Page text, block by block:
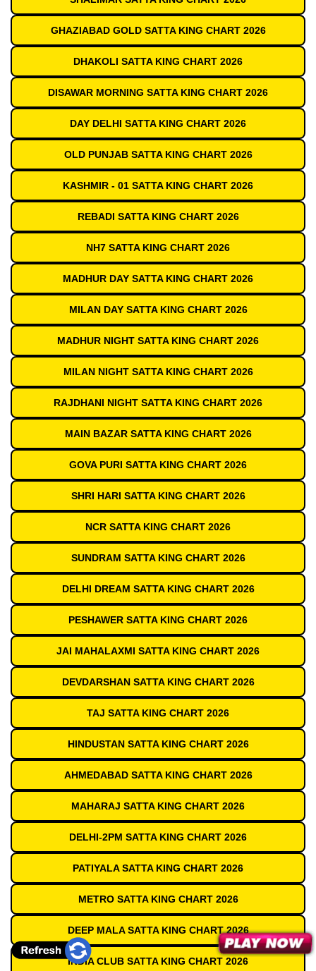
GHAZIABAD GOLD SATTA KING CHART 2026
DHAKOLI SATTA KING CHART 2026
DISAWAR MORNING SATTA KING CHART 2026
DAY DELHI SATTA KING CHART 2026
OLD PUNJAB SATTA KING CHART 2026
KASHMIR - 01 SATTA KING CHART 2026
REBADI SATTA KING CHART 2026
NH7 SATTA KING CHART 2026
MADHUR DAY SATTA KING CHART 2026
MILAN DAY SATTA KING CHART 2026
MADHUR NIGHT SATTA KING CHART 2026
MILAN NIGHT SATTA KING CHART 2026
RAJDHANI NIGHT SATTA KING CHART 2026
MAIN BAZAR SATTA KING CHART 2026
GOVA PURI SATTA KING CHART 2026
SHRI HARI SATTA KING CHART 2026
NCR SATTA KING CHART 2026
SUNDRAM SATTA KING CHART 2026
DELHI DREAM SATTA KING CHART 2026
PESHAWER SATTA KING CHART 2026
JAI MAHALAXMI SATTA KING CHART 2026
DEVDARSHAN SATTA KING CHART 2026
TAJ SATTA KING CHART 2026
HINDUSTAN SATTA KING CHART 2026
AHMEDABAD SATTA KING CHART 2026
MAHARAJ SATTA KING CHART 2026
DELHI-2PM SATTA KING CHART 2026
PATIYALA SATTA KING CHART 2026
METRO SATTA KING CHART 2026
DEEP MALA SATTA KING CHART 2026
INDIA CLUB SATTA KING CHART 2026